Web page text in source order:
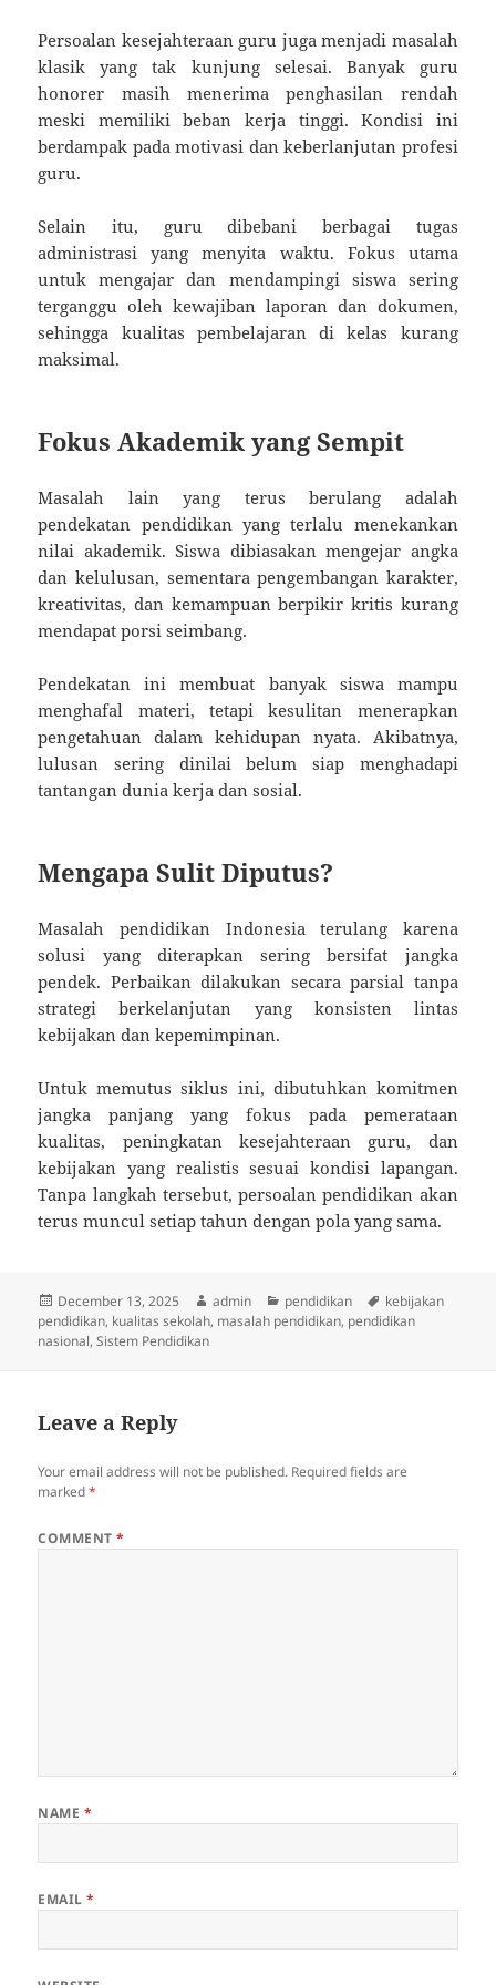
Persoalan kesejahteraan guru juga menjadi masalah
klasik yang tak kunjung selesai. Banyak guru
honorer masih menerima penghasilan rendah
meski memiliki beban kerja tinggi. Kondisi ini
berdampak pada motivasi dan keberlanjutan profesi
guru.
Selain itu, guru dibebani berbagai tugas
administrasi yang menyita waktu. Fokus utama
untuk mengajar dan mendampingi siswa sering
terganggu oleh kewajiban laporan dan dokumen,
sehingga kualitas pembelajaran di kelas kurang
maksimal.
Fokus Akademik yang Sempit
Masalah lain yang terus berulang adalah
pendekatan pendidikan yang terlalu menekankan
nilai akademik. Siswa dibiasakan mengejar angka
dan kelulusan, sementara pengembangan karakter,
kreativitas, dan kemampuan berpikir kritis kurang
mendapat porsi seimbang.
Pendekatan ini membuat banyak siswa mampu
menghafal materi, tetapi kesulitan menerapkan
pengetahuan dalam kehidupan nyata. Akibatnya,
lulusan sering dinilai belum siap menghadapi
tantangan dunia kerja dan sosial.
Mengapa Sulit Diputus?
Masalah pendidikan Indonesia terulang karena
solusi yang diterapkan sering bersifat jangka
pendek. Perbaikan dilakukan secara parsial tanpa
strategi berkelanjutan yang konsisten lintas
kebijakan dan kepemimpinan.
Untuk memutus siklus ini, dibutuhkan komitmen
jangka panjang yang fokus pada pemerataan
kualitas, peningkatan kesejahteraan guru, dan
kebijakan yang realistis sesuai kondisi lapangan.
Tanpa langkah tersebut, persoalan pendidikan akan
terus muncul setiap tahun dengan pola yang sama.
Posted
on
December 13, 2025 Author
admin Categories
pendidikan Tags
kebijakan
pendidikan, kualitas sekolah, masalah pendidikan, pendidikan
nasional,Sistem Pendidikan
Leave a Reply
Your email address will not be published. Required fields are
marked*
COMMENT*
NAME *
EMAIL*